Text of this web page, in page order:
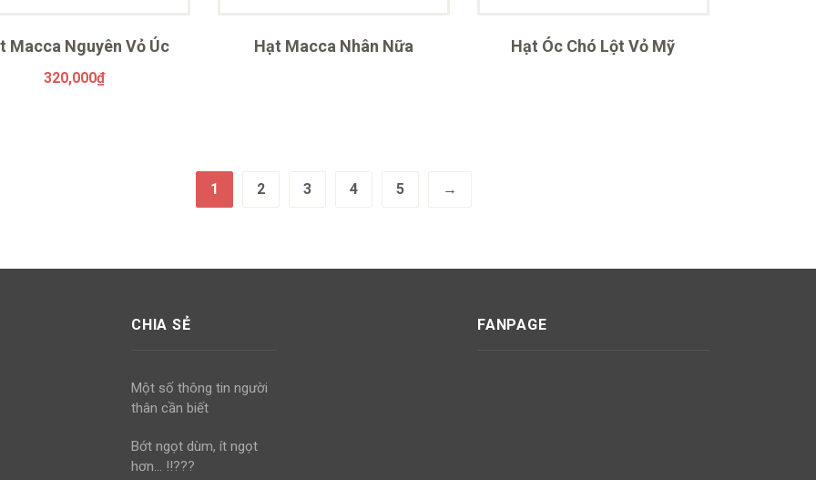
Macca Nguyên Vỏ Úc
320,000₫
Hạt Macca Nhân Nữa Hạt Óc Chó Lột Vỏ Mỹ
1 2 3 4 5 →
CHIA SẺ
Một số thông tin người
thân cần biết
Bớt ngọt dùm, ít ngọt
hơn… !!???
FANPAGE